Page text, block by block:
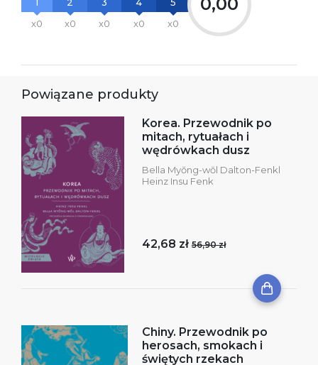
x0
x0
x0
x0
x0
Powiązane produkty
Korea. Przewodnik po
mitach, rytuałach i
wędrówkach dusz
Bella Myŏng-wŏl Dalton-Fenkl
Heinz Insu Fenk
42,68 zł 56,90 zł
Chiny. Przewodnik po
herosach, smokach i
świętych rzekach